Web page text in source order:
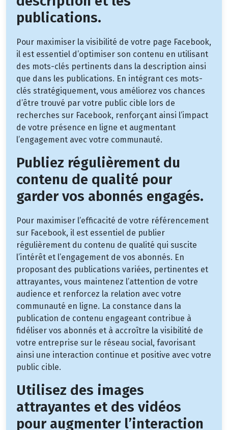
publications.
Pour maximiser la visibilité de votre page Facebook,
il est essentiel d’optimiser son contenu en utilisant
des mots-clés pertinents dans la description ainsi
que dans les publications. En intégrant ces mots-
clés stratégiquement, vous améliorez vos chances
d’être trouvé par votre public cible lors de
recherches sur Facebook, renforçant ainsi l’impact
de votre présence en ligne et augmentant
l’engagement avec votre communauté.
Publiez régulièrement du
contenu de qualité pour
garder vos abonnés engagés.
Pour maximiser l’efficacité de votre référencement
sur Facebook, il est essentiel de publier
régulièrement du contenu de qualité qui suscite
l’intérêt et l’engagement de vos abonnés. En
proposant des publications variées, pertinentes et
attrayantes, vous maintenez l’attention de votre
audience et renforcez la relation avec votre
communauté en ligne. La constance dans la
publication de contenu engageant contribue à
fidéliser vos abonnés et à accroître la visibilité de
votre entreprise sur le réseau social, favorisant
ainsi une interaction continue et positive avec votre
public cible.
Utilisez des images
attrayantes et des vidéos
pour augmenter l’interaction